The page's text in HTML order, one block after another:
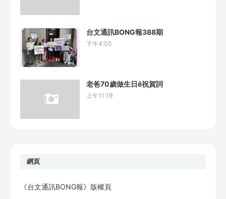
台文通訊BONG報388期
下午4:05
老爸70歲做生日ê祝賀詞
上午11:19
網頁
《台文通訊BONG報》版權頁